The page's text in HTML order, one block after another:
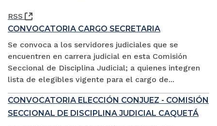
RSS
(Abre una nueva ventana)
CONVOCATORIA CARGO SECRETARIA
Se convoca a los servidores judiciales que se
encuentren en carrera judicial en esta Comisión
Seccional de Disciplina Judicial; a quienes integren
lista de elegibles vigente para el cargo de...
CONVOCATORIA ELECCIÓN CONJUEZ - COMISIÓN
SECCIONAL DE DISCIPLINA JUDICIAL CAQUETÁ